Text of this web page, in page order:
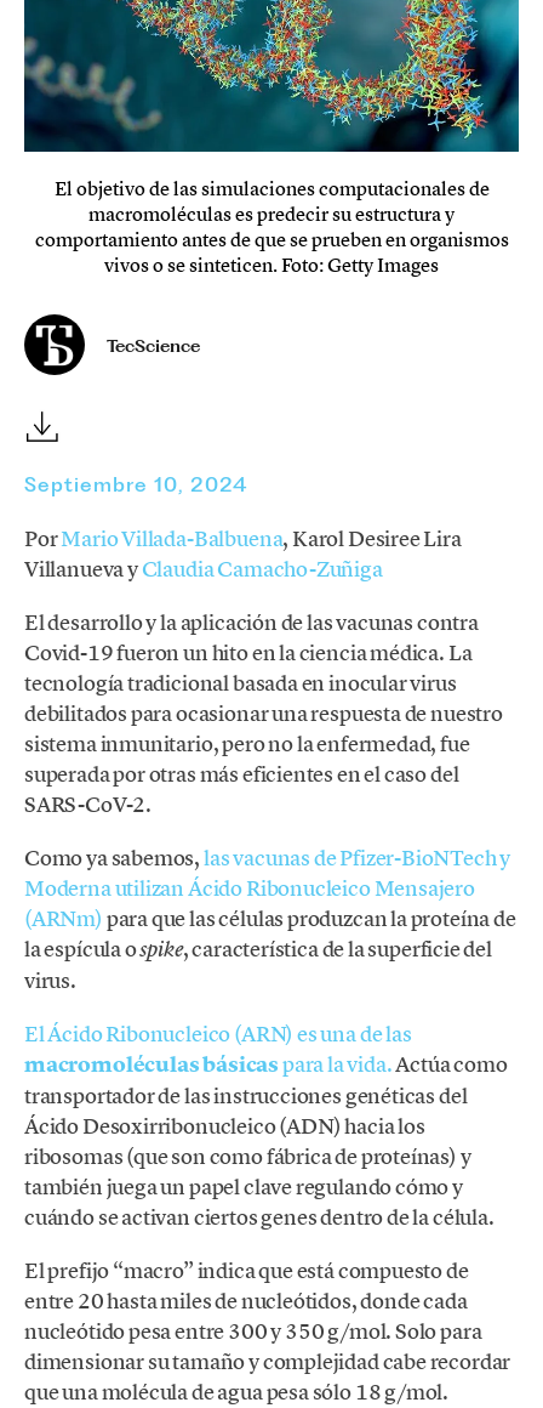
El objetivo de las simulaciones computacionales de
macromoléculas es predecir su estructura y
comportamiento antes de que se prueben en organismos
vivos o se sinteticen. Foto: Getty Images
TecScience
Septiembre 10, 2024
PorMario Villada-Balbuena, Karol Desiree Lira
Villanueva yClaudia Camacho-Zuñiga
El desarrollo y la aplicación de las vacunas contra
Covid-19 fueron un hito en la ciencia médica. La
tecnología tradicional basada en inocular virus
debilitados para ocasionar una respuesta de nuestro
sistema inmunitario, pero no la enfermedad, fue
superada por otras más eficientes en el caso del
SARS-CoV-2.
Como ya sabemos,las vacunas de Pfizer-BioNTech y
Moderna utilizan Ácido Ribonucleico Mensajero
(ARNm) para que las células produzcan la proteína de
la espícula ospike, característica de la superficie del
virus.
El Ácido Ribonucleico (ARN) es una de las
macromoléculas básicaspara la vida.Actúa como
transportador de las instrucciones genéticas del
Ácido Desoxirribonucleico (ADN) hacia los
ribosomas (que son como fábrica de proteínas) y
también juega un papel clave regulando cómo y
cuándo se activan ciertos genes dentro de la célula.
El prefijo “macro” indica que está compuesto de
entre 20 hasta miles de nucleótidos, donde cada
nucleótido pesa entre 300 y 350 g/mol. Solo para
dimensionar su tamaño y complejidad cabe recordar
que una molécula de agua pesa sólo 18 g/mol.